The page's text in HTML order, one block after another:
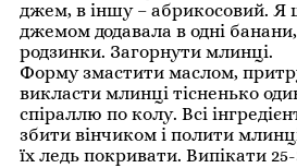
джем, в іншу – абрикосовий. Я
джемом додавала в одні
родзинки. Загорнути млинці.
Форму змастити маслом,
викласти млинці тісненько
спіраллю по колу. Всі
збити вінчиком і полити
їх ледь покривати. Випікати